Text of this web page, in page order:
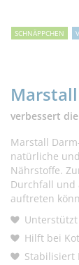
SCHNÄPPCHEN
verbessert
Marstall
natürliche
Nährstoffe.
Durchfall und
auftreten
Hilft bei
Stabilisiert